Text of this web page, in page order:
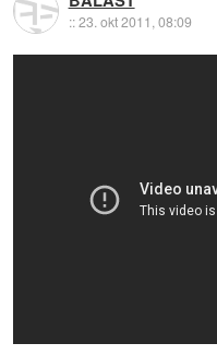
::23. okt 2011, 08:09